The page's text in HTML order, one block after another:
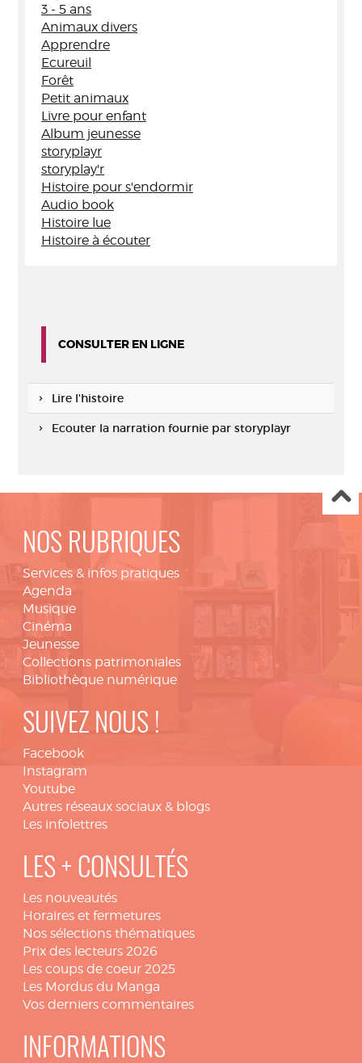
3 - 5 ans
Animaux divers
Apprendre
Ecureuil
Forêt
Petit animaux
Livre pour enfant
Album jeunesse
storyplayr
storyplay'r
Histoire pour s'endormir
Audio book
Histoire lue
Histoire à écouter
CONSULTER EN LIGNE
Lire l'histoire
Ecouter la narration fournie par storyplayr
NOS RUBRIQUES
Services & infos pratiques
Agenda
Musique
Cinéma
Jeunesse
Collections patrimoniales
Bibliothèque numérique
SUIVEZ NOUS !
Facebook
Instagram
Youtube
Autres réseaux sociaux & blogs
Les infolettres
LES + CONSULTÉS
Les nouveautés
Horaires et fermetures
Nos sélections thématiques
Prix des lecteurs 2026
Les coups de coeur 2025
Les Mordus du Manga
Vos derniers commentaires
INFORMATIONS